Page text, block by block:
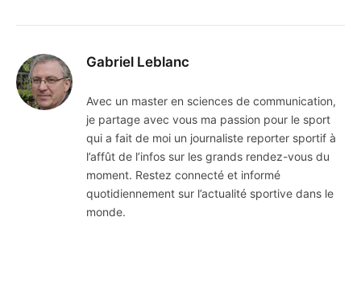
Gabriel Leblanc
Avec un master en sciences de communication,
je partage avec vous ma passion pour le sport
qui a fait de moi un journaliste reporter sportif à
l’affût de l’infos sur les grands rendez-vous du
moment. Restez connecté et informé
quotidiennement sur l’actualité sportive dans le
monde.